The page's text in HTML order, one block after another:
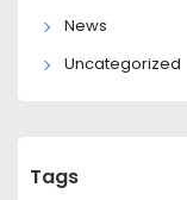
News
Uncategorized
Tags